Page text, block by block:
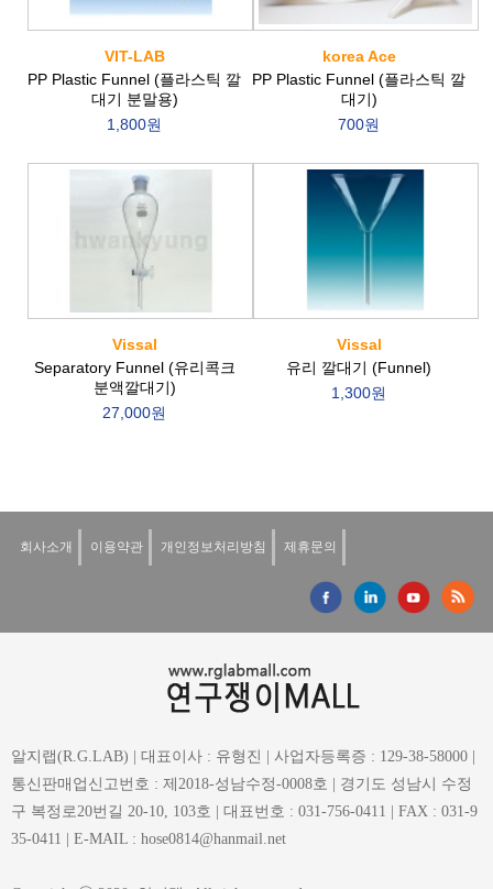
VIT-LAB
PP Plastic Funnel (플라스틱 깔
대기 분말용)
1,800원
korea Ace
PP Plastic Funnel (플라스틱 깔
대기)
700원
Vissal
Separatory Funnel (유리콕크
분액깔대기)
27,000원
Vissal
유리 깔대기 (Funnel)
1,300원
회사소개 이용약관 개인정보처리방침 제휴문의
알지랩(R.G.LAB) | 대표이사 : 유형진 | 사업자등록증 : 129-38-58000 |
통신판매업신고번호 : 제2018-성남수정-0008호 | 경기도 성남시 수정
구 복정로20번길 20-10, 103호 | 대표번호 : 031-756-0411 | FAX : 031-9
35-0411 | E-MAIL : hose0814@hanmail.net